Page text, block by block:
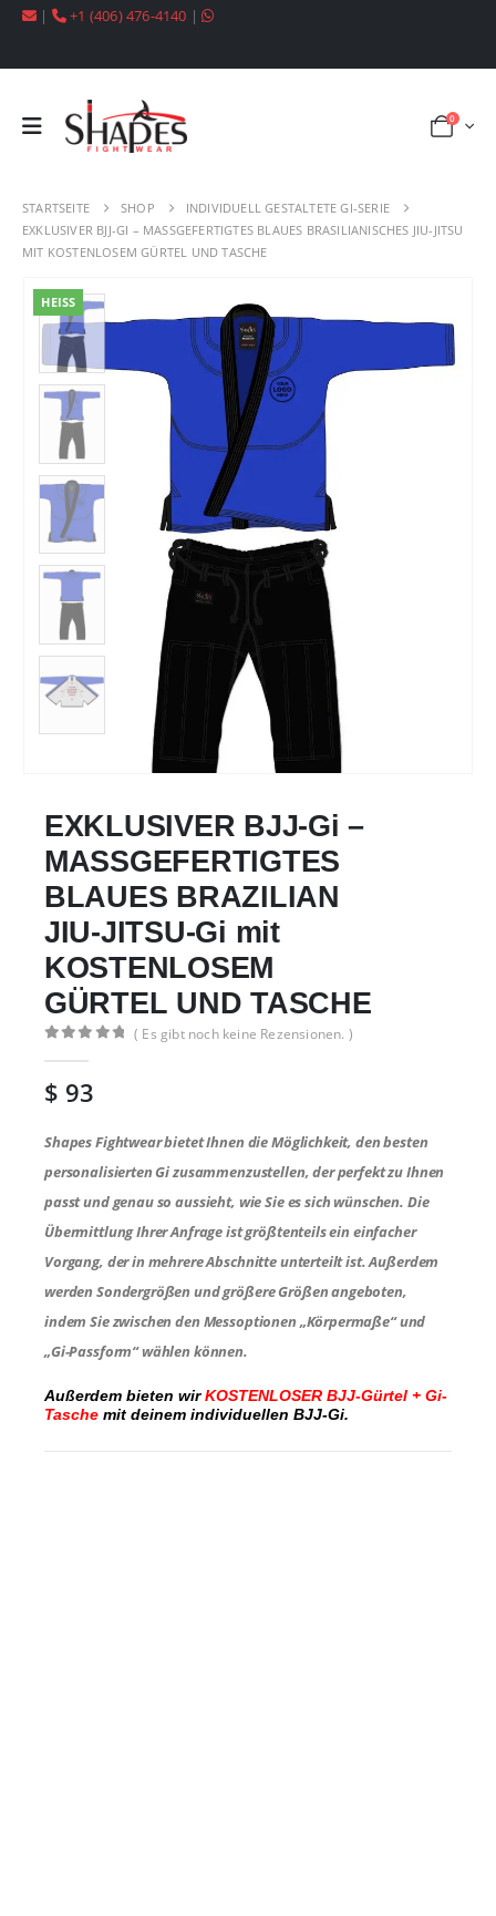
| +1 (406) 476-4140 |
0
STARTSEITE SHOP
INDIVIDUELL GESTALTETE GI-SERIE
EXKLUSIVER BJJ-GI – MASSGEFERTIGTES BLAUES BRASILIANISCHES JIU-JITSU
MIT KOSTENLOSEM GÜRTEL UND TASCHE
HEISS
EXKLUSIVER BJJ-Gi –
MASSGEFERTIGTES
BLAUES BRAZILIAN
JIU-JITSU-Gi mit
KOSTENLOSEM
GÜRTEL UND TASCHE
( Es gibt noch keine Rezensionen. )
$ 93
Shapes Fightwear bietet Ihnen die Möglichkeit, den besten
personalisierten Gi zusammenzustellen, der perfekt zu Ihnen
passt und genau so aussieht, wie Sie es sich wünschen. Die
Übermittlung Ihrer Anfrage ist größtenteils ein einfacher
Vorgang, der in mehrere Abschnitte unterteilt ist. Außerdem
werden Sondergrößen und größere Größen angeboten,
indem Sie zwischen den Messoptionen „Körpermaße“ und
„Gi-Passform“ wählen können.
Außerdem bieten wirKOSTENLOSER BJJ-Gürtel + Gi-
Tasche mit deinem individuellen BJJ-Gi.